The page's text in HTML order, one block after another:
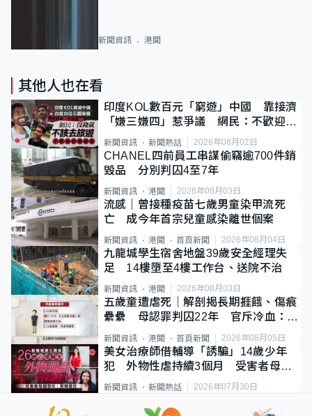
新聞資訊 港聞
其他人也在看
印度KOL數百元「窮遊」中國 靠接濟
「嫌三嫌四」惹爭議 網民：不歡迎劣
質旅客
新聞資訊 新聞熱話 2026年08月02日
CHANEL四前員工串謀偷竊逾700件銷
毀品 分別判囚4至7年
新聞資訊 港聞 2026年08月03日
流感｜曾接種疫苗七歲男童染甲流死
亡 成今年首宗兒童感染離世個案
新聞資訊 港聞 首頁新聞 2026年08月04日
九龍城學生宿舍地盤39歲安全經理失
足 14樓墮至4樓工作台、送院不治
新聞資訊 港聞 2026年08月03日
五歲童遭虐死｜解剖揭長期捱餓、傷痕
纍纍 母認罪判囚22年 官斥冷血：同
類案最惡劣
新聞資訊 港聞 首頁新聞 2026年08月05日
美女治療師借輔導「誘騙」14歲少年
犯 外物性虐持續3個月 受害者母：
要保護其他人
新聞資訊 新聞熱話 2026年07月30日